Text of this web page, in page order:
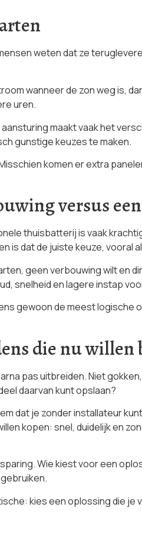
weten dat ze
wanneer de zon weg is,
uren.
maakt vaak het
gunstige keuzes te maken.
komen er extra
versus
thuisbatterij is vaak
is dat de juiste keuze, vooral
geen verbouwing wilt en
snelheid en lagere instap
gewoon de meest logische
die nu willen
pas uitbreiden. Niet
daarvan kunt opslaan?
dat je zonder installateur
kopen: snel, duidelijk en
Wie kiest voor een
kies een oplossing die